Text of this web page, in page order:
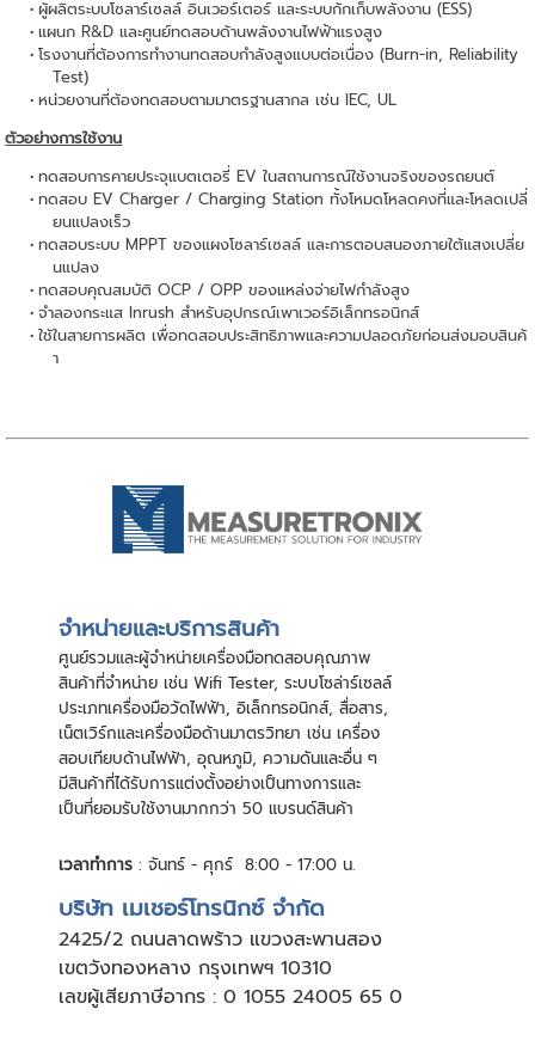
ผู้ผลิตระบบโซลาร์เซลล์ อินเวอร์เตอร์ และระบบกักเก็บพลังงาน (ESS)
แผนก R&D และศูนย์ทดสอบด้านพลังงานไฟฟ้าแรงสูง
โรงงานที่ต้องการทำงานทดสอบกำลังสูงแบบต่อเนื่อง (Burn-in, Reliability
Test)
หน่วยงานที่ต้องทดสอบตามมาตรฐานสากล เช่น IEC, UL
ตัวอย่างการใช้งาน
ทดสอบการคายประจุแบตเตอรี่ EV ในสถานการณ์ใช้งานจริงของรถยนต์
ทดสอบ EV Charger / Charging Station ทั้งโหมดโหลดคงที่และโหลดเปลี่
ยนแปลงเร็ว
ทดสอบระบบ MPPT ของแผงโซลาร์เซลล์ และการตอบสนองภายใต้แสงเปลี่ย
นแปลง
ทดสอบคุณสมบัติ OCP / OPP ของแหล่งจ่ายไฟกำลังสูง
จำลองกระแส Inrush สำหรับอุปกรณ์เพาเวอร์อิเล็กทรอนิกส์
ใช้ในสายการผลิต เพื่อทดสอบประสิทธิภาพและความปลอดภัยก่อนส่งมอบสินค้
า
จําหน่ายและบริการสินค้า
ศูนย์รวมและผู้จําหน่ายเครื่องมือทดสอบคุณภาพ
สินค้าที่จําหน่าย เช่น Wifi Tester, ระบบโซล่าร์เซลล์
ประเภทเครื่องมือวัดไฟฟ้า, อิเล็กทรอนิกส์, สื่อสาร,
เน็ตเวิร์กและเครื่องมือด้านมาตรวิทยา เช่น เครื่อง
สอบเทียบด้านไฟฟ้า, อุณหภูมิ, ความดันและอื่น ๆ
มีสินค้าที่ได้รับการแต่งตั้งอย่างเป็นทางการและ
เป็นที่ยอมรับใช้งานมากกว่า 50 แบรนด์สินค้า
เวลาทำการ : จันทร์ - ศุกร์ 8:00 - 17:00 น.
บริษัท เมเชอร์โทรนิกซ์ จำกัด
2425/2 ถนนลาดพร้าว แขวงสะพานสอง
เขตวังทองหลาง กรุงเทพฯ 10310
เลขผู้เสียภาษีอากร : 0 1055 24005 65 0